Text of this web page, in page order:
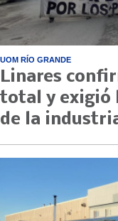
UOM RÍO GRANDE
Linares
total y exigió
de la